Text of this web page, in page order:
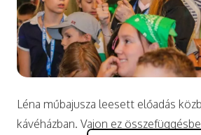
Léna műbajusza leesett előadás
kávéházban. Vajon ez